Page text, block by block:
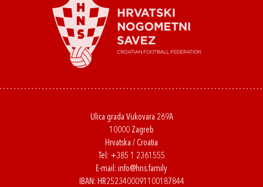
Ulica grada Vukovara 269A
10000 Zagreb
Hrvatska / Croatia
Tel: +385 1 2361555
E-mail: info@hns.family
IBAN: HR2523400091100187844